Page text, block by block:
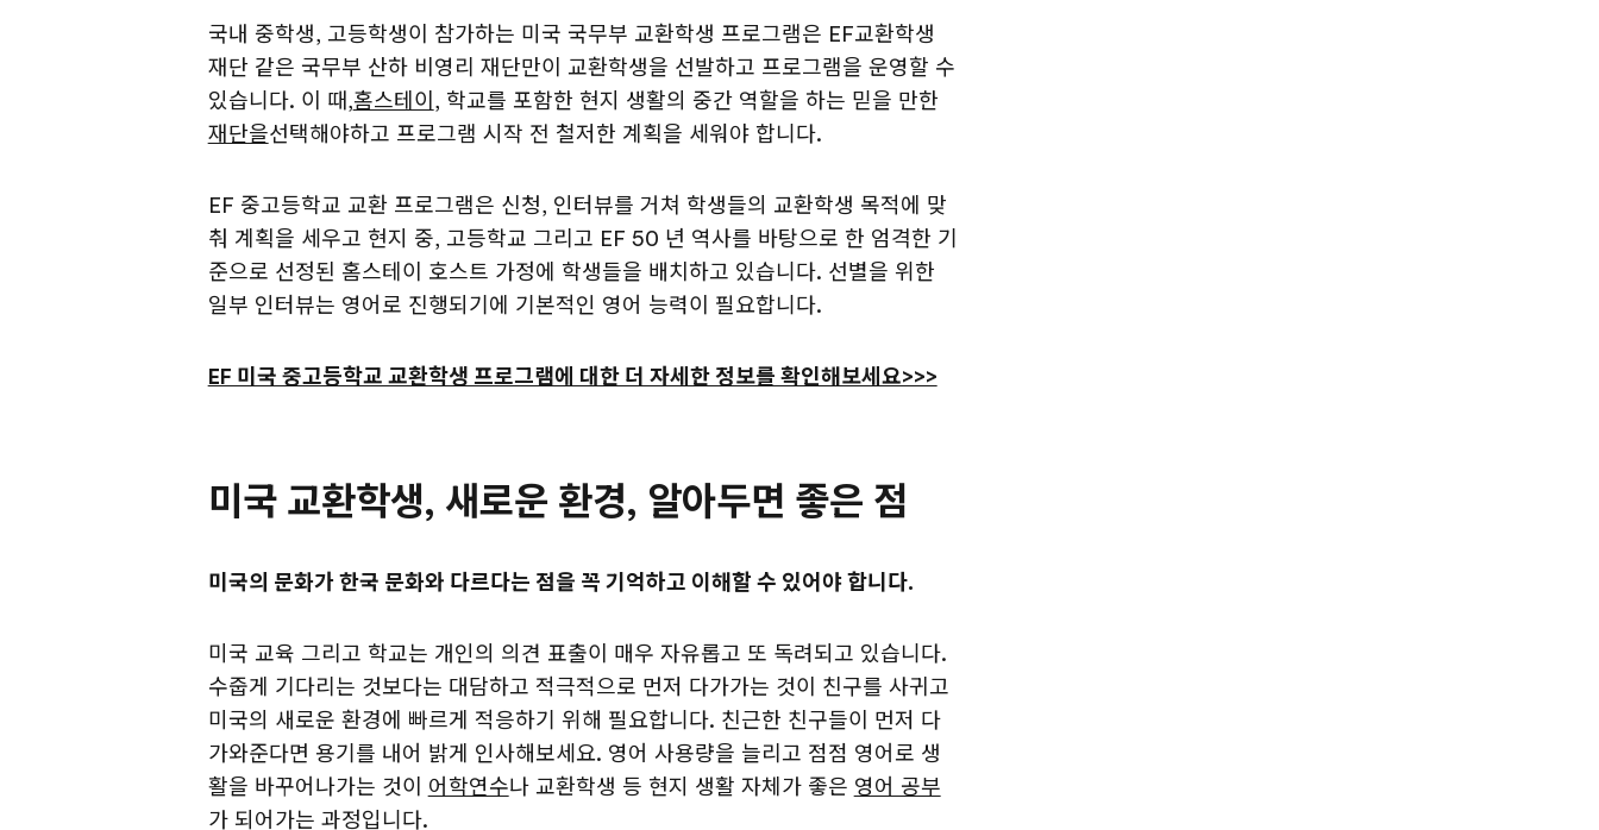
국내 중학생, 고등학생이 참가하는 미국 국무부 교환학생 프로그램은 EF교환학생
재단 같은 국무부 산하 비영리 재단만이 교환학생을 선발하고 프로그램을 운영할 수
있습니다. 이 때,홈스테이 , 학교를 포함한 현지 생활의 중간 역할을 하는 믿을 만한
재단을선택해야하고 프로그램 시작 전 철저한 계획을 세워야 합니다.
EF 중고등학교 교환 프로그램은 신청, 인터뷰를 거쳐 학생들의 교환학생 목적에 맞
춰 계획을 세우고 현지 중, 고등학교 그리고 EF 50 년 역사를 바탕으로 한 엄격한 기
준으로 선정된 홈스테이 호스트 가정에 학생들을 배치하고 있습니다. 선별을 위한
일부 인터뷰는 영어로 진행되기에 기본적인 영어 능력이 필요합니다.
EF 미국 중고등학교 교환학생 프로그램에 대한 더 자세한 정보를 확인해보세요>>>
미국 교환학생, 새로운 환경, 알아두면 좋은 점
미국의 문화가 한국 문화와 다르다는 점을 꼭 기억하고 이해할 수 있어야 합니다.
미국 교육 그리고 학교는 개인의 의견 표출이 매우 자유롭고 또 독려되고 있습니다.
수줍게 기다리는 것보다는 대담하고 적극적으로 먼저 다가가는 것이 친구를 사귀고
미국의 새로운 환경에 빠르게 적응하기 위해 필요합니다. 친근한 친구들이 먼저 다
가와준다면 용기를 내어 밝게 인사해보세요. 영어 사용량을 늘리고 점점 영어로 생
활을 바꾸어나가는 것이 어학연수나 교환학생 등 현지 생활 자체가 좋은 영어 공부
가 되어가는 과정입니다.